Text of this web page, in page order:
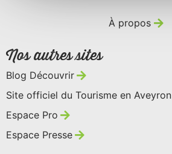
À propos
Nos autres sites
Blog Découvrir
Site officiel du Tourisme en Aveyron
Espace Pro
Espace Presse